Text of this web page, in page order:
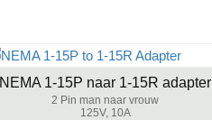
NEMA 1-15P naar 1-15R adapter
2 Pin man naar vrouw
125V, 10A